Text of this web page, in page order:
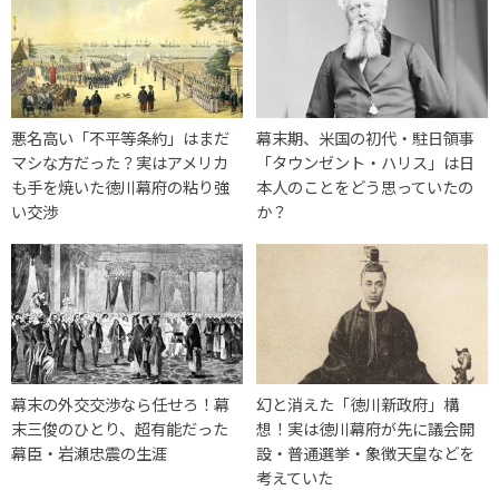
悪名高い「不平等条約」はまだ
マシな方だった？実はアメリカ
も手を焼いた徳川幕府の粘り強
い交渉
幕末期、米国の初代・駐日領事
「タウンゼント・ハリス」は日
本人のことをどう思っていたの
か？
幕末の外交交渉なら任せろ！幕
末三俊のひとり、超有能だった
幕臣・岩瀬忠震の生涯
幻と消えた「徳川新政府」構
想！実は徳川幕府が先に議会開
設・普通選挙・象徴天皇などを
考えていた